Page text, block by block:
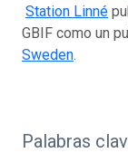
Station Linné
GBIF como un
Sweden.
Palabras